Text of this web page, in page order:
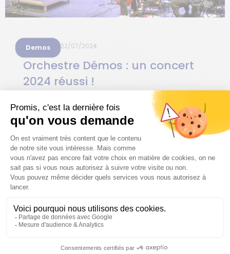
Demos 22/07/2024
Orchestre Démos : un concert
2024 réussi !